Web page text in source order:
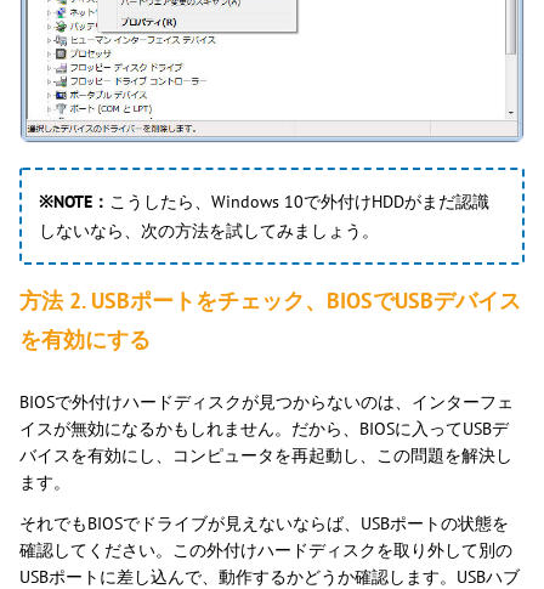
※NOTE： こうしたら、Windows 10で外付けHDDがまだ認識
しないなら、次の方法を試してみましょう。
方法 2. USBポートをチェック、BIOSでUSBデバイス
を有効にする
BIOSで外付けハードディスクが見つからないのは、インターフェ
イスが無効になるかもしれません。だから、BIOSに入ってUSBデ
バイスを有効にし、コンピュータを再起動し、この問題を解決し
ます。
それでもBIOSでドライブが見えないならば、USBポートの状態を
確認してください。この外付けハードディスクを取り外して別の
USBポートに差し込んで、動作するかどうか確認します。USBハブ